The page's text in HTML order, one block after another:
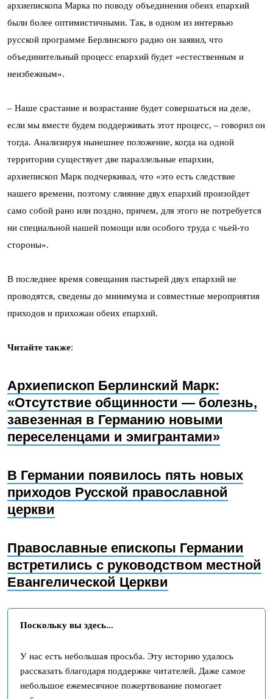
архиепископа Марка по поводу объединения обеих епархий
были более оптимистичными. Так, в одном из интервью
русской программе Берлинского радио он заявил, что
объединительный процесс епархий будет «естественным и
неизбежным».
– Наше срастание и возрастание будет совершаться на деле,
если мы вместе будем поддерживать этот процесс, – говорил он
тогда. Анализируя нынешнее положение, когда на одной
территории существует две параллельные епархии,
архиепископ Марк подчеркивал, что «это есть следствие
нашего времени, поэтому слияние двух епархий произойдет
само собой рано или поздно, причем, для этого не потребуется
ни специальной нашей помощи или особого труда с чьей-то
стороны».
В последнее время совещания пастырей двух епархий не
проводятся, сведены до минимума и совместные мероприятия
приходов и прихожан обеих епархий.
Читайте также:
Архиепископ Берлинский Марк:
«Отсутствие общинности — болезнь,
завезенная в Германию новыми
переселенцами и эмигрантами»
В Германии появилось пять новых
приходов Русской православной
церкви
Православные епископы Германии
встретились с руководством местной
Евангелической Церкви
Поскольку вы здесь...
У нас есть небольшая просьба. Эту историю удалось
рассказать благодаря поддержке читателей. Даже самое
небольшое ежемесячное пожертвование помогает